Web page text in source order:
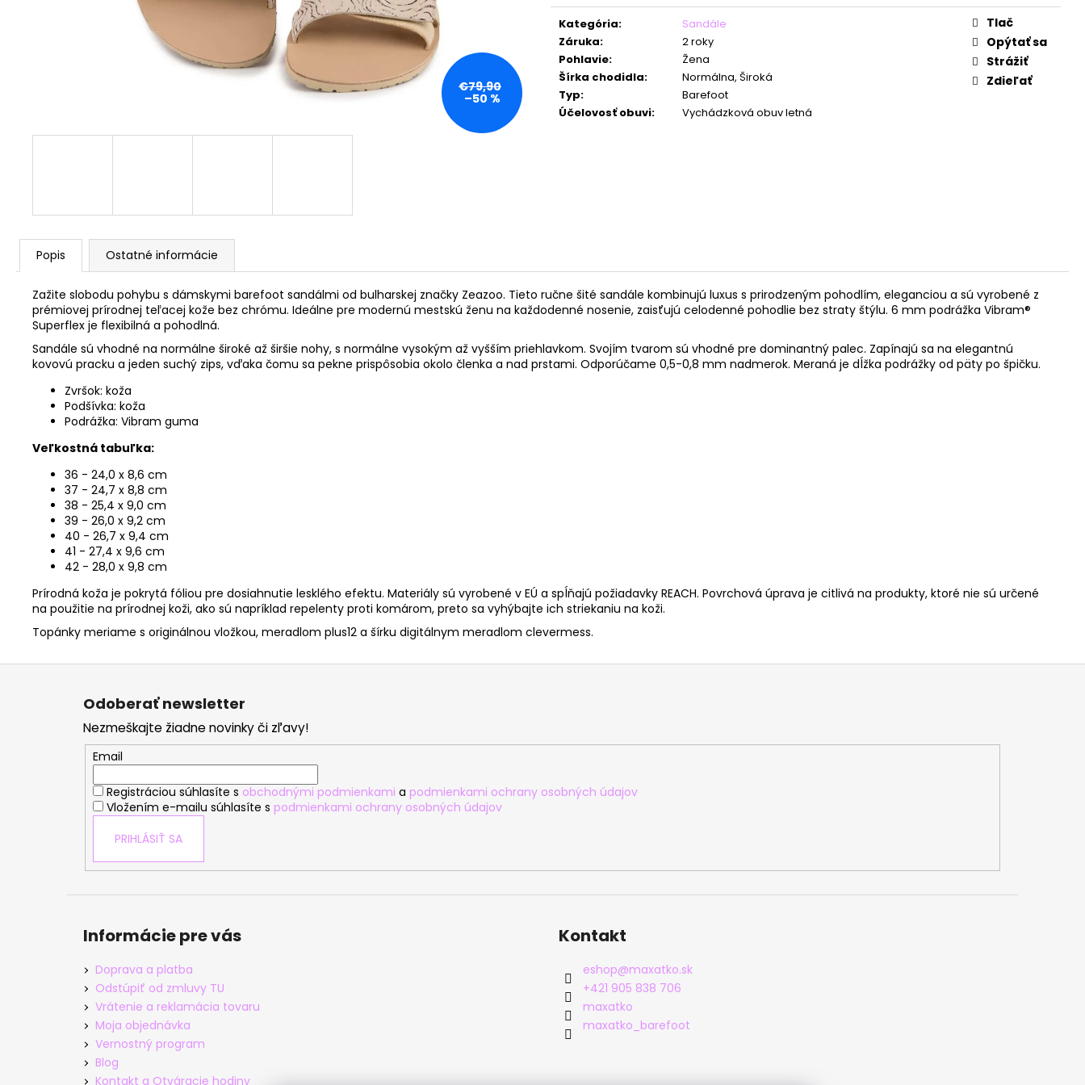
Jednotková
cena:
Kategória:
Sandále
Záruka:
2 roky
Pohlavie:
Žena
Šírka chodidla:
Normálna, Široká
Typ:
Barefoot
Účelovosť obuvi: Vychádzková obuv letná
Tlač
Opýtať sa
Strážiť
Zdieľať
€79,90
–50 %
Popis Ostatné informácie
Zažite slobodu pohybu s dámskymi barefoot sandálmi od bulharskej značky Zeazoo. Tieto ručne šité sandále kombinujú luxus s prirodzeným pohodlím, eleganciou a sú vyrobené z
prémiovej prírodnej teľacej kože bez chrómu. Ideálne pre modernú mestskú ženu na každodenné nosenie, zaisťujú celodenné pohodlie bez straty štýlu. 6 mm podrážka Vibram®
Superflex je flexibilná a pohodlná.
Sandále sú vhodné na normálne široké až širšie nohy, s normálne vysokým až vyšším priehlavkom. Svojím tvarom sú vhodné pre dominantný palec. Zapínajú sa na elegantnú
kovovú pracku a jeden suchý zips, vďaka čomu sa pekne prispôsobia okolo členka a nad prstami. Odporúčame 0,5-0,8 mm nadmerok. Meraná je dĺžka podrážky od päty po špičku.
Zvršok: koža
Podšívka: koža
Podrážka: Vibram guma
Veľkostná tabuľka:
36 - 24,0 x 8,6 cm
37 - 24,7 x 8,8 cm
38 - 25,4 x 9,0 cm
39 - 26,0 x 9,2 cm
40 - 26,7 x 9,4 cm
41 - 27,4 x 9,6 cm
42 - 28,0 x 9,8 cm
Prírodná koža je pokrytá fóliou pre dosiahnutie lesklého efektu. Materiály sú vyrobené v EÚ a spĺňajú požiadavky REACH. Povrchová úprava je citlivá na produkty, ktoré nie sú určené
na použitie na prírodnej koži, ako sú napríklad repelenty proti komárom, preto sa vyhýbajte ich striekaniu na koži.
Topánky meriame s originálnou vložkou, meradlom plus12 a šírku digitálnym meradlom clevermess.
Z
Odoberať newsletter
Nezmeškajte žiadne novinky či zľavy!
Email
Registráciou súhlasíte s obchodnými podmienkami a podmienkami ochrany osobných údajov
Vložením e-mailu súhlasíte s podmienkami ochrany osobných údajov
PRIHLÁSIŤ SA
Informácie pre vás
Doprava a platba
Odstúpiť od zmluvy TU
Vrátenie a reklamácia tovaru
Moja objednávka
Vernostný program
Blog
Kontakt a Otváracie hodiny
Kontakt
eshop@maxatko.sk
+421 905 838 706
maxatko
maxatko_barefoot